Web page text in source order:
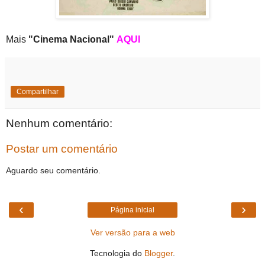
Mais "Cinema Nacional" AQUI
Compartilhar
Nenhum comentário:
Postar um comentário
Aguardo seu comentário.
‹ ›
Página inicial
Ver versão para a web
Tecnologia do Blogger.